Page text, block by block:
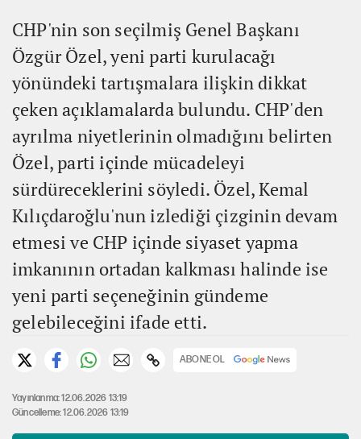
CHP'nin son seçilmiş Genel Başkanı
Özgür Özel, yeni parti kurulacağı
yönündeki tartışmalara ilişkin dikkat
çeken açıklamalarda bulundu. CHP'den
ayrılma niyetlerinin olmadığını belirten
Özel, parti içinde mücadeleyi
sürdüreceklerini söyledi. Özel, Kemal
Kılıçdaroğlu'nun izlediği çizginin devam
etmesi ve CHP içinde siyaset yapma
imkanının ortadan kalkması halinde ise
yeni parti seçeneğinin gündeme
gelebileceğini ifade etti.
ABONE OL
Yayınlanma: 12.06.2026 13:19
Güncelleme: 12.06.2026 13:19